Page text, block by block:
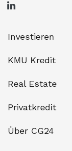
Investieren
KMU Kredit
Real Estate
Privatkredit
Über CG24